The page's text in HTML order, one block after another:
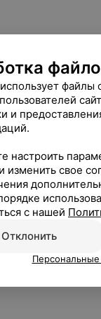
файлы
и
настроить
изменить свое
с нашей
Отклонить